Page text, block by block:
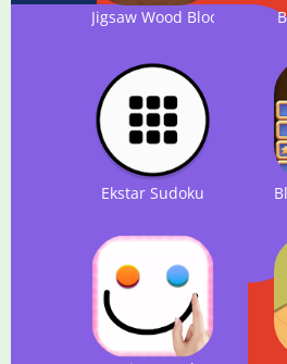
Jigsaw Wood Block Puzzle
Ekstar Sudoku